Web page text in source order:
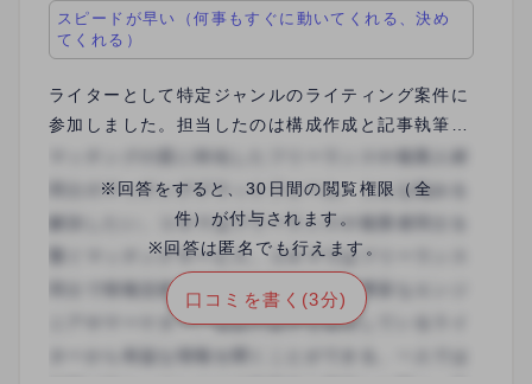
スピードが早い（何事もすぐに動いてくれる、決め
てくれる）
ライターとして特定ジャンルのライティング案件に
参加しました。担当したのは構成作成と記事執筆で
す。PDFや動画でマニュアルがまとまっており、作
業内容に迷うことなく案件に取りかかれました。社
員や業務委託を含めたミーティングが定期的に行わ
れており、疑問点をすぐに解決できる環境が整って
いたように感じます。作業量がやや多いように感じ
ましたが、作業量に見合った単価での支払いや単価
アップの検討も行ってくれたため、安心して取り組
めました。
※回答をすると、30日間の閲覧権限（全
件）が付与されます。
※回答は匿名でも行えます。
口コミを書く(3分)